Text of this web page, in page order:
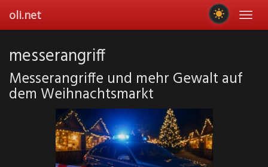
main
oli.net
messerangriff
Messerangriffe und mehr Gewalt auf
dem Weihnachtsmarkt